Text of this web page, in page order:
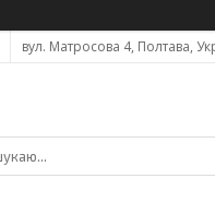
вул. Матросова 4, Полтава,